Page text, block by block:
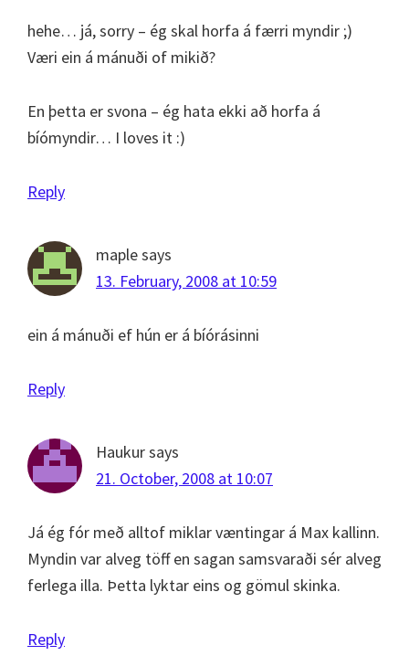
hehe… já, sorry – ég skal horfa á færri myndir ;)
Væri ein á mánuði of mikið?
En þetta er svona – ég hata ekki að horfa á
bíómyndir… I loves it :)
Reply
maplesays
13. February, 2008 at 10:59
ein á mánuði ef hún er á bíórásinni
Reply
Haukursays
21. October, 2008 at 10:07
Já ég fór með alltof miklar væntingar á Max kallinn.
Myndin var alveg töff en sagan samsvaraði sér alveg
ferlega illa. Þetta lyktar eins og gömul skinka.
Reply